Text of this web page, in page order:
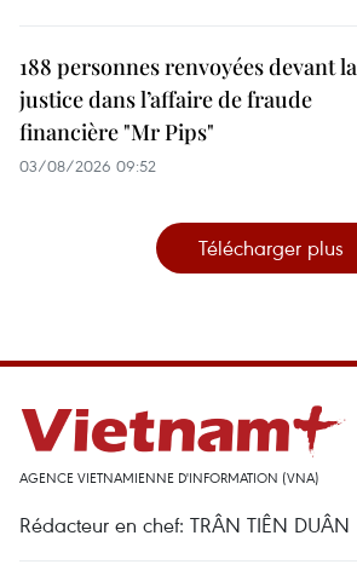
188 personnes renvoyées devant la
justice dans l’affaire de fraude
financière "Mr Pips"
03/08/2026 09:52
Télécharger plus
AGENCE VIETNAMIENNE D'INFORMATION (VNA)
Rédacteur en chef: TRÂN TIÊN DUÂN